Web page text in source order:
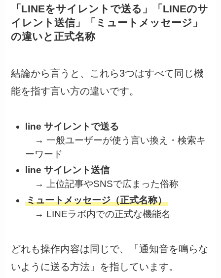
「LINEをサイレントで送る」「LINEのサ
イレント送信」「ミュートメッセージ」
の違いと正式名称
結論から言うと、これら3つはすべて同じ機
能を指す言い方の違いです。
line サイレントで送る
→ 一般ユーザーが使う言い換え・検索キ
ーワード
line サイレント送信
→ 上位記事やSNSで広まった俗称
ミュートメッセージ（正式名称）
→ LINEラボ内での正式な機能名
どれも操作内容は同じで、「通知音を鳴らな
いように送る方法」を指しています。